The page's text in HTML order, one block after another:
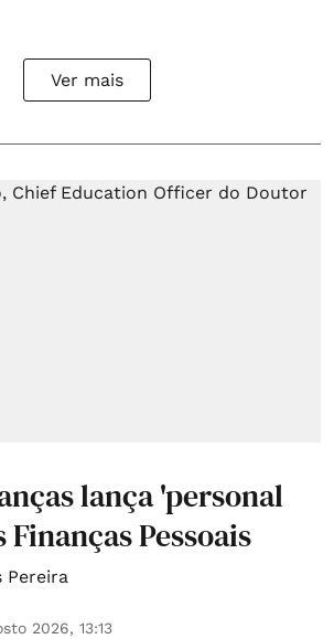
Ver mais
lança 'personal
Pessoais
Pereira
2026, 13:13